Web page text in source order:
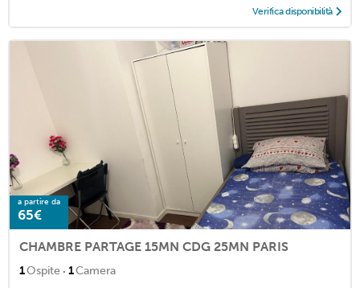
Verifica disponibilità
a partire da
65€
CHAMBRE PARTAGE 15MN CDG 25MN PARIS
1Ospite · 1Camera